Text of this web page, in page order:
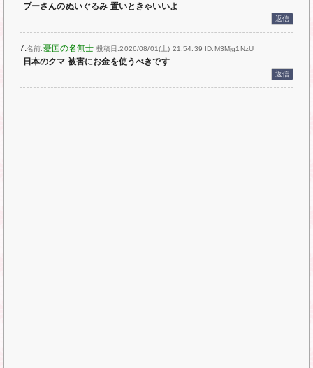
プーさんのぬいぐるみ 置いときゃいいよ
返信
7.名前:憂国の名無士 投稿日:2026/08/01(土) 21:54:39 ID:M3Mjg1NzU
日本のクマ 被害にお金を使うべきです
返信